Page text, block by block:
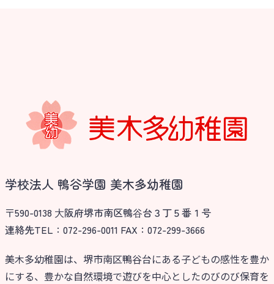
学校法人 鴨谷学園 美木多幼稚園
〒590-0138 ⼤阪府堺市南区鴨⾕台３丁５番１号
連絡先TEL：072-296-0011 FAX：072-299-3666
美木多幼稚園は、堺市南区鴨谷台にある子どもの感性を豊か
にする、豊かな自然環境で遊びを中心としたのびのび保育を